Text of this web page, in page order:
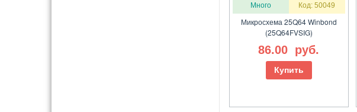
Много Код: 50049
Микросхема 25Q64 Winbond
(25Q64FVSIG)
86.00 руб.
Купить